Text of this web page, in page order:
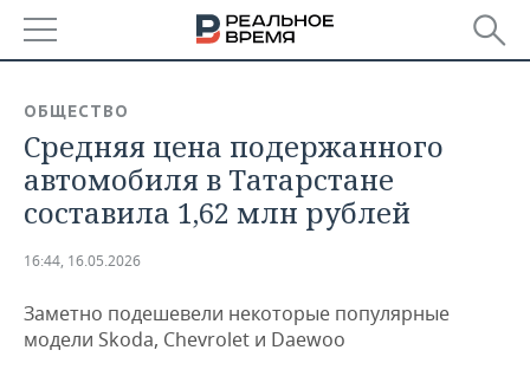
БАШКОРТОСТАН
ТАТАРСТАН
НОВОСТИ
АНАЛИТИКА
ДЕКЛАРАЦИИ О ДОХОДАХ
КОРОЛИ ГОСЗАКАЗА ПФО
НОВОСТИ ЭКОНОМИКИ
ФИНАНСЫ
ПРОМЫШЛЕННОСТЬ
НОВОСТИ
НЕДВИЖИМОСТЬ
ОБЩЕСТВО
Средняя цена подержанного
автомобиля в Татарстане
составила 1,62 млн рублей
16:44, 16.05.2026
Заметно подешевели некоторые популярные
модели Skoda, Chevrolet и Daewoo